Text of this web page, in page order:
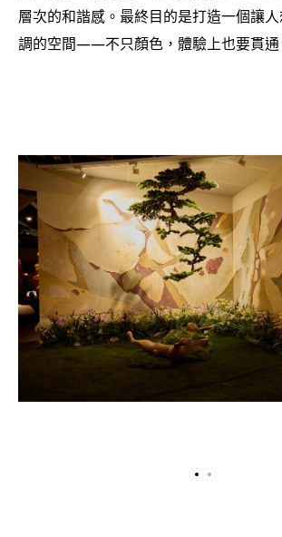
層次的和諧感。最終目的是打造一個讓
調的空間——不只顏色 ， 體驗上也要貫通